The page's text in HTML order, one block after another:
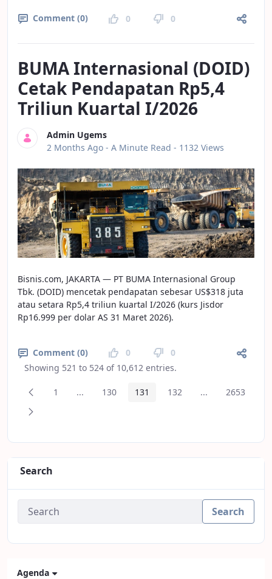
Comment (0) 0 0
BUMA Internasional (DOID)
Cetak Pendapatan Rp5,4
Triliun Kuartal I/2026
Admin Ugems
Published Date
2 Months Ago - A Minute Read - 1132 Views
Bisnis.com, JAKARTA — PT BUMA Internasional Group
Tbk. (DOID) mencetak pendapatan sebesar US$318 juta
atau setara Rp5,4 triliun kuartal I/2026 (kurs Jisdor
Rp16.999 per dolar AS 31 Maret 2026).
Comment (0) 0
0
Showing 521 to 524 of 10,612 entries.
Previous Page
Page
1 ...Intermediate Pages
Page
130 Page
131 Page
132 ...Intermediate
Page
2653
Next Page
Search
Search
Agenda